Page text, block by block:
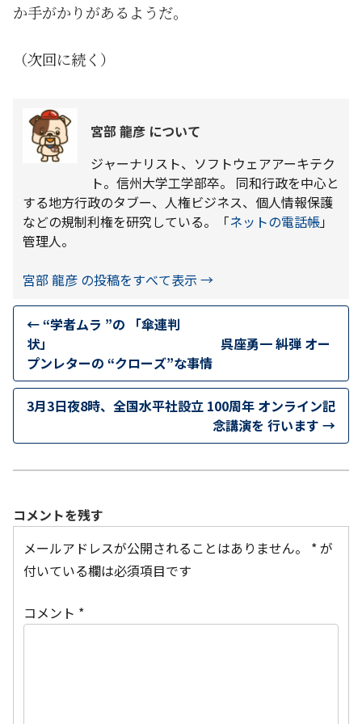
か手がかりがあるようだ。
（次回に続く）
宮部 龍彦 について
ジャーナリスト、ソフトウェアアーキテク
ト。信州大学工学部卒。 同和行政を中心と
する地方行政のタブー、人権ビジネス、個人情報保護
などの規制利権を研究している。「ネットの電話帳」
管理人。
宮部 龍彦 の投稿をすべて表示 →
←“学者ムラ ”の 「傘連判
状」 呉座勇一 糾弾 オー
プンレターの “クローズ”な事情
3月3日夜8時、全国水平社設立 100周年 オンライン記
念講演を 行います →
コメントを残す
メールアドレスが公開されることはありません。
*が
付いている欄は必須項目です
コメント *